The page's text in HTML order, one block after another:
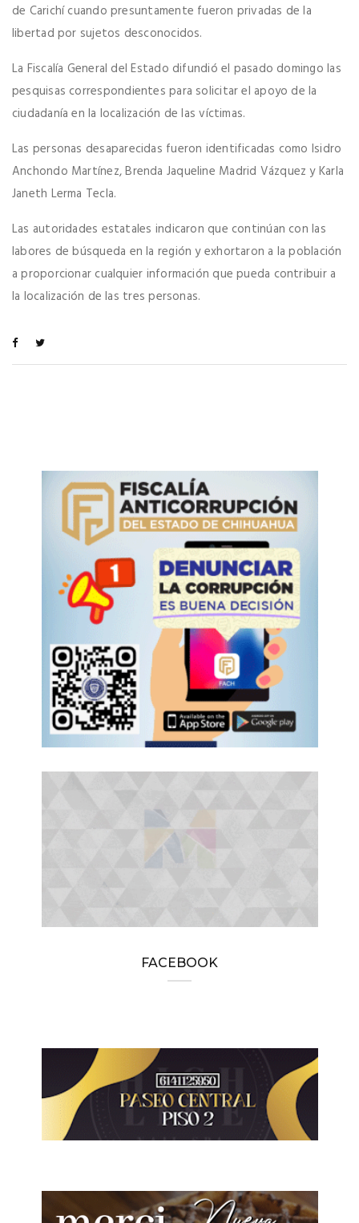
de Carichí cuando presuntamente fueron privadas de la
libertad por sujetos desconocidos.
La Fiscalía General del Estado difundió el pasado domingo las
pesquisas correspondientes para solicitar el apoyo de la
ciudadanía en la localización de las víctimas.
Las personas desaparecidas fueron identificadas como Isidro
Anchondo Martínez, Brenda Jaqueline Madrid Vázquez y Karla
Janeth Lerma Tecla.
Las autoridades estatales indicaron que continúan con las
labores de búsqueda en la región y exhortaron a la población
a proporcionar cualquier información que pueda contribuir a
la localización de las tres personas.
FACEBOOK